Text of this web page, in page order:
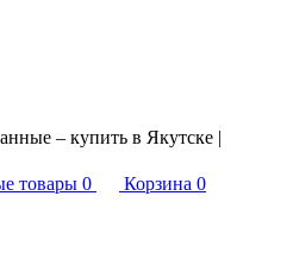
– купить в Якутске |
товары 0 Корзина 0